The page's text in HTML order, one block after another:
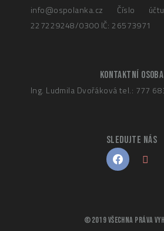
info@ospolanka.cz Číslo
227229248/0300 IČ: 26573971
KONTAKTNÍ OSOBA
Ing. Ludmila Dvořákovátel.: 777
SLEDUJTE NÁS
©2019 Všechna práva